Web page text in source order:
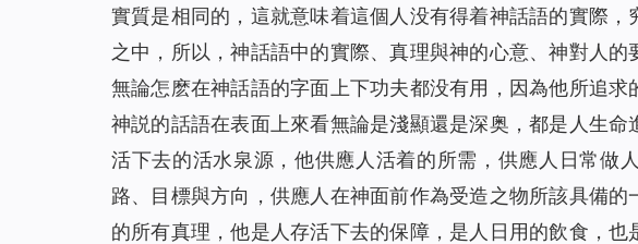
實質是相同的，這就意味着這個人没有得着神話語的實際
之中，所以，神話語中的實際、真理與神的心意、神對人
無論怎麽在神話語的字面上下功夫都没有用，因為他所追求
神説的話語在表面上來看無論是淺顯還是深奥，都是人生
活下去的活水泉源，他供應人活着的所需，供應人日常做
路、目標與方向，供應人在神面前作為受造之物所該具備
的所有真理，他是人存活下去的保障，是人日用的飲食，